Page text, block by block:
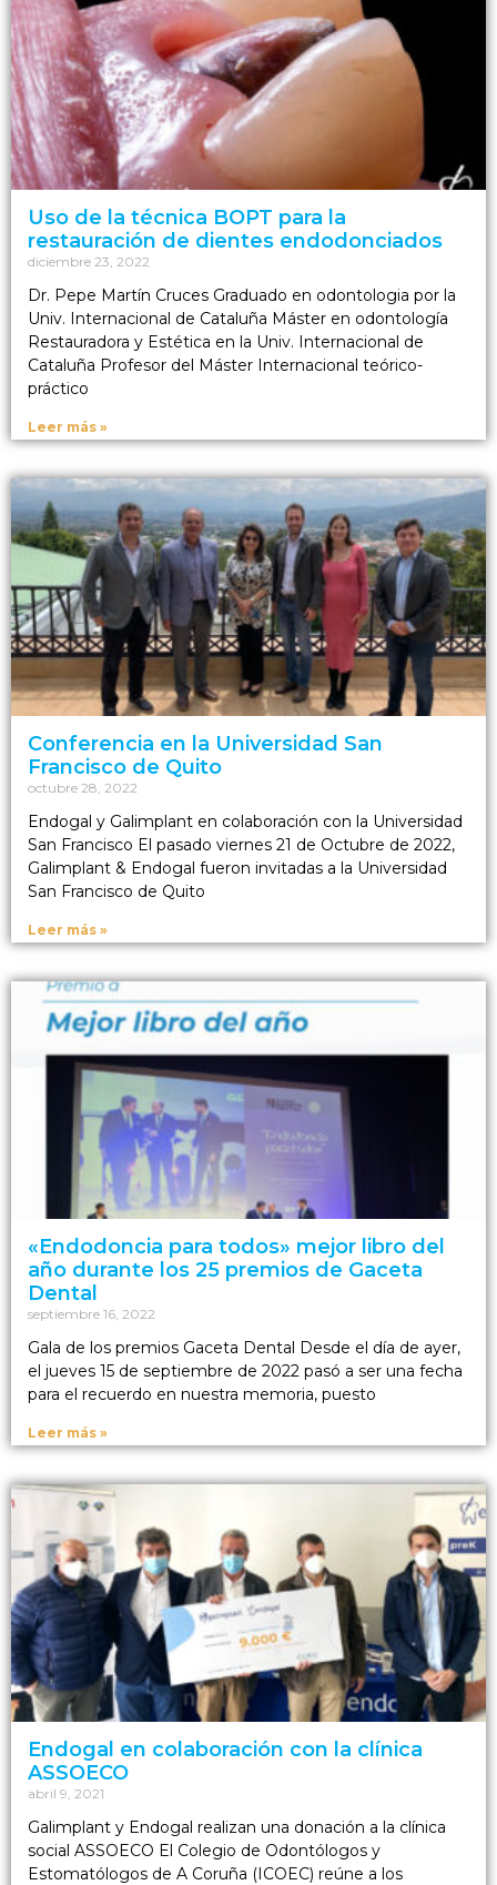
Uso de la técnica BOPT para la
restauración de dientes endodonciados
diciembre 23, 2022
Dr. Pepe Martín Cruces Graduado en odontologia por la
Univ. Internacional de Cataluña Máster en odontología
Restauradora y Estética en la Univ. Internacional de
Cataluña Profesor del Máster Internacional teórico-
práctico
Leer más »
Conferencia en la Universidad San
Francisco de Quito
octubre 28, 2022
Endogal y Galimplant en colaboración con la Universidad
San Francisco El pasado viernes 21 de Octubre de 2022,
Galimplant & Endogal fueron invitadas a la Universidad
San Francisco de Quito
Leer más »
«Endodoncia para todos» mejor libro del
año durante los 25 premios de Gaceta
Dental
septiembre 16, 2022
Gala de los premios Gaceta Dental Desde el día de ayer,
el jueves 15 de septiembre de 2022 pasó a ser una fecha
para el recuerdo en nuestra memoria, puesto
Leer más »
Endogal en colaboración con la clínica
ASSOECO
abril 9, 2021
Galimplant y Endogal realizan una donación a la clínica
social ASSOECO El Colegio de Odontólogos y
Estomatólogos de A Coruña (ICOEC) reúne a los